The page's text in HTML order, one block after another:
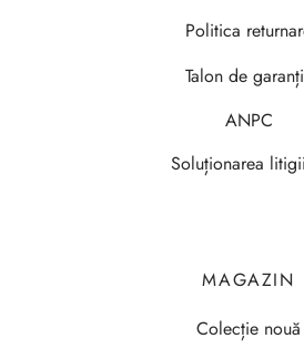
Politica
Talon de
ANPC
Soluționarea
MAGAZIN
Colecție nouă